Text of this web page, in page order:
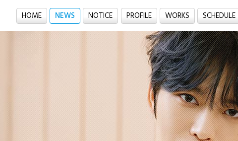
HOME NEWS NOTICE PROFILE WORKS SCHEDULE